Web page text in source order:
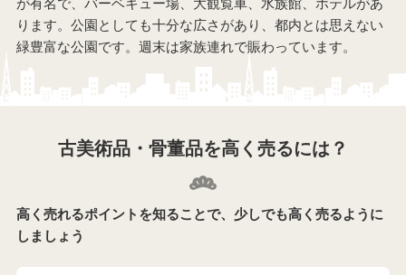
が有名で、バーベキュー場、大観覧車、水族館、ホテルがあ
ります。公園としても十分な広さがあり、都内とは思えない
緑豊富な公園です。週末は家族連れで賑わっています。
古美術品・骨董品を高く売るには？
高く売れるポイントを知ることで、少しでも高く売るように
しましょう